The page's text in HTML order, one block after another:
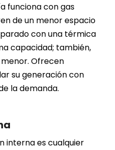
funciona con gas
de un menor espacio
con una térmica
capacidad; también,
Ofrecen
su generación con
la demanda.
interna es cualquier